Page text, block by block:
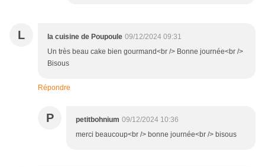
L la cuisine de Poupoule 09/12/2024 09:31
Un très beau cake bien gourmand<br /> Bonne journée<br />
Bisous
Répondre
P petitbohnium 09/12/2024 10:36
merci beaucoup<br /> bonne journée<br /> bisous